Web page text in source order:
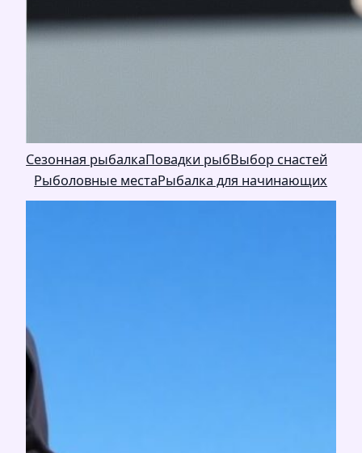
Сезонная рыбалкаПовадки рыбВыбор снастей
Рыболовные местаРыбалка для начинающих